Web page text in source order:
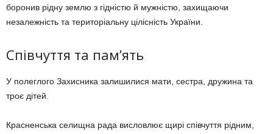
боронив рідну землю з гідністю й мужністю, захищаючи
незалежність та територіальну цілісність України.
Співчуття та пам’ять
У полеглого Захисника залишилися мати, сестра, дружина та
троє дітей.
Красненська селищна рада висловлює щирі співчуття рідним,